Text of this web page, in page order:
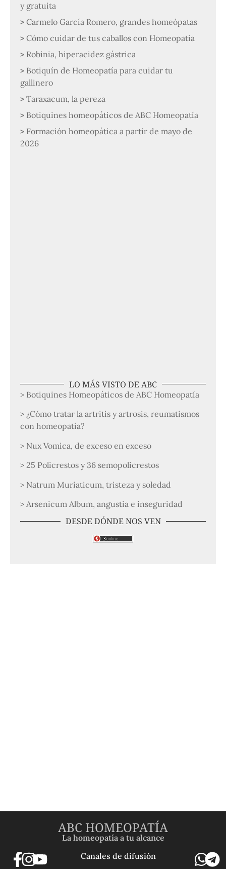
y gratuita
Carmelo García Romero, grandes homeópatas
Cómo cuidar de tus caballos con Homeopatía
Robinia, hiperacidez gástrica
Botiquín de Homeopatía para cuidar tu
gallinero
Taraxacum, la pereza
Botiquines homeopáticos de ABC Homeopatía
Formación homeopática a partir de mayo de
2026
LO MÁS VISTO DE ABC
> Botiquines Homeopáticos de ABC Homeopatía
> ¿Cómo tratar la artritis y artrosis, reumatismos
con homeopatía?
> Nux Vomica, de exceso en exceso
> 25 Policrestos y 36 semopolicrestos
> Natrum Muriaticum, tristeza y soledad
> Arsenicum Album, angustia e inseguridad
DESDE DÓNDE NOS VEN
ABC HOMEOPATÍA
La homeopatía a tu alcance
Canales de difusión